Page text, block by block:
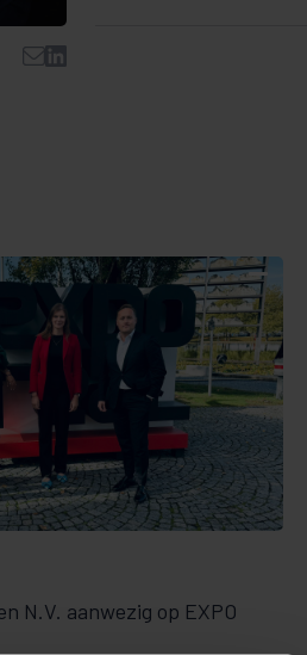
N.V. aanwezig op EXPO